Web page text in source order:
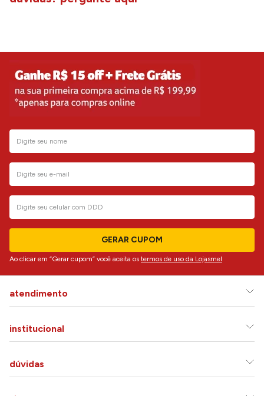
GERAR CUPOM
Ao clicar em “Gerar cupom” você aceita os termos de uso da Lojasmel
atendimento
institucional
dúvidas